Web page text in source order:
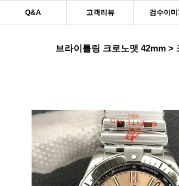
Q&A 고객리뷰 검수이미
브라이틀링 크로노맷 42mm >